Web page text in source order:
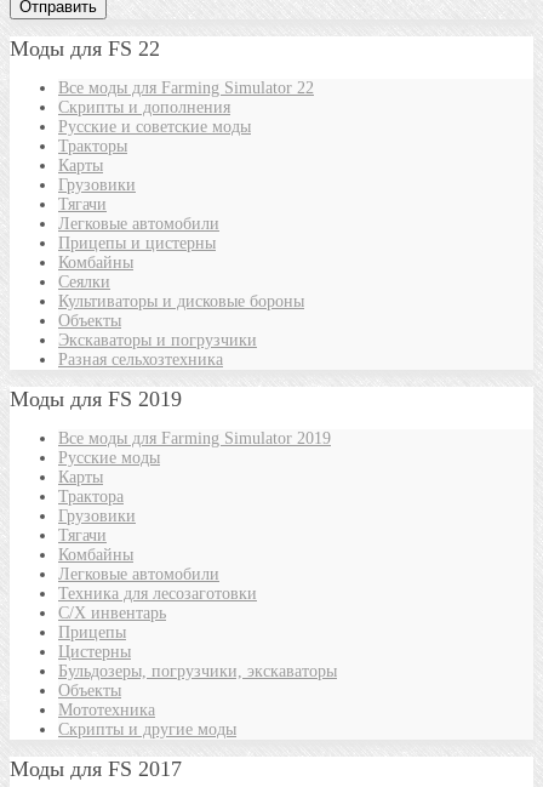
Моды для FS 22
Все моды для Farming Simulator 22
Скрипты и дополнения
Русские и советские моды
Тракторы
Карты
Грузовики
Тягачи
Легковые автомобили
Прицепы и цистерны
Комбайны
Сеялки
Культиваторы и дисковые бороны
Объекты
Экскаваторы и погрузчики
Разная сельхозтехника
Моды для FS 2019
Все моды для Farming Simulator 2019
Русские моды
Карты
Трактора
Грузовики
Тягачи
Комбайны
Легковые автомобили
Техника для лесозаготовки
С/Х инвентарь
Прицепы
Цистерны
Бульдозеры, погрузчики, экскаваторы
Объекты
Мототехника
Скрипты и другие моды
Моды для FS 2017